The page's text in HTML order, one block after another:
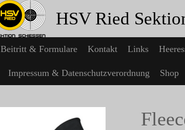
HSV Ried
Beitritt & Formulare Kontakt Links
Impressum & Datenschutzverordnung Shop